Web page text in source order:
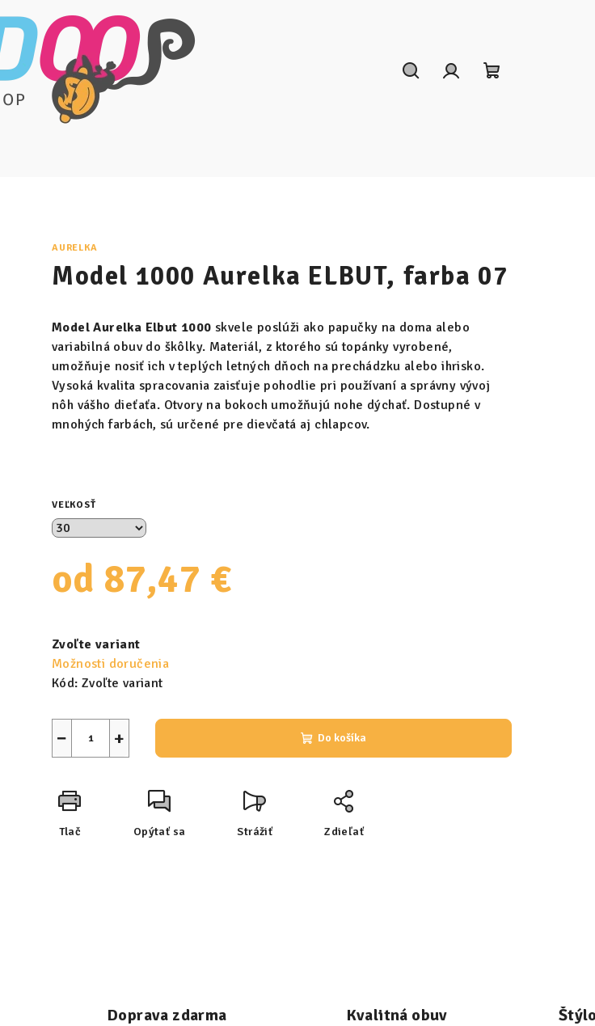
AURELKA
Model 1000 Aurelka ELBUT, farba 07
Model Aurelka Elbut 1000 skvele poslúži ako papučky na doma alebo
variabilná obuv do škôlky. Materiál, z ktorého sú topánky vyrobené,
umožňuje nosiť ich v teplých letných dňoch na prechádzku alebo ihrisko.
Vysoká kvalita spracovania zaisťuje pohodlie pri používaní a správny vývoj
nôh vášho dieťaťa. Otvory na bokoch umožňujú nohe dýchať. Dostupné v
mnohých farbách, sú určené pre dievčatá aj chlapcov.
VEĽKOSŤ
od 87,47 €
cena:
Zvoľte variant
Možnosti doručenia
Kód: Zvoľte variant
+
− Do košíka
Tlač Opýtať sa Strážiť Zdieľať
Doprava zdarma Kvalitná obuv